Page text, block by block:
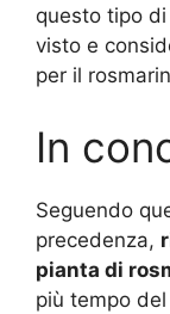
questo tipo
visto e
per il
In
Seguendo
precedenza,
pianta di
più tempo